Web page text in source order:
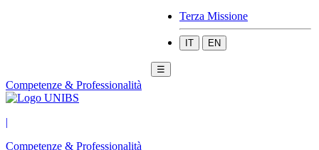
Terza Missione
IT EN
☰
Competenze & Professionalità
|
Competenze & Professionalità